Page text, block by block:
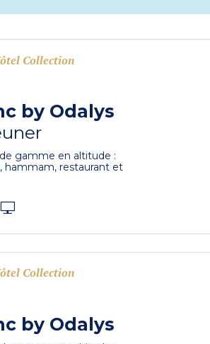
Collection
by Odalys
gamme en altitude :
hammam, restaurant et
Collection
by Odalys